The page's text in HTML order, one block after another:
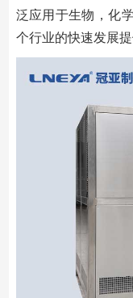
泛应用于生物，化
个行业的快速发展提